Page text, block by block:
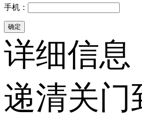
手机：
详细信息
递清关门